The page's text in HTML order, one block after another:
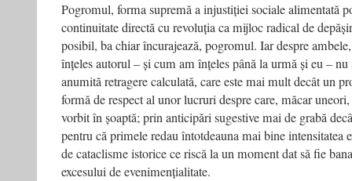
Pogromul, forma supremă a injustiției sociale alimentată
continuitate directă cu revoluția ca mijloc radical de
posibil, ba chiar încurajează, pogromul. Iar despre
înțeles autorul – și cum am înțeles până la urmă și eu – nu
anumită retragere calculată, care este mai mult decât un
formă de respect al unor lucruri despre care, măcar
vorbit în șoaptă; prin anticipări sugestive mai de grabă
pentru că primele redau întotdeauna mai bine intensitatea
de cataclisme istorice ce riscă la un moment dat să fie
excesului de evenimențialitate.